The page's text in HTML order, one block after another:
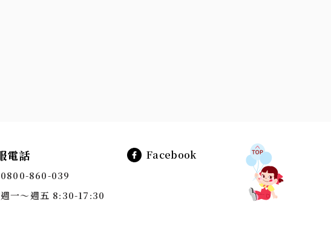
電話
0800-860-039
週一～週五 8:30-17:30
Facebook